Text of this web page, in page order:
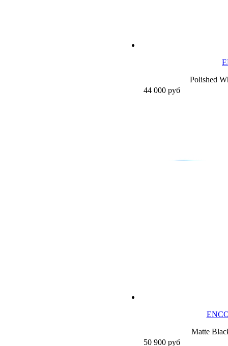
Polished
44 000 руб
Matte
50 900 руб